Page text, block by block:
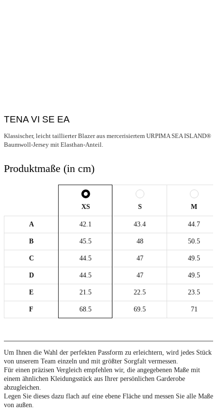
TENA VI SE EA
Klassischer, leicht taillierter Blazer aus mercerisiertem URPIMA SEA ISLAND®
Baumwoll-Jersey mit Elasthan-Anteil.
Produktmaße (in cm)
XS S M
A 42.1 43.4 44.7
B 45.5 48 50.5
C 44.5 47 49.5
D 44.5 47 49.5
E 21.5 22.5 23.5
F 68.5 69.5 71
Um Ihnen die Wahl der perfekten Passform zu erleichtern, wird jedes Stück
von unserem Team einzeln und mit größter Sorgfalt vermessen.
Für einen präzisen Vergleich empfehlen wir, die angegebenen Maße mit
einem ähnlichen Kleidungsstück aus Ihrer persönlichen Garderobe
abzugleichen.
Legen Sie dieses dazu flach auf eine ebene Fläche und messen Sie alle Maße
von außen.